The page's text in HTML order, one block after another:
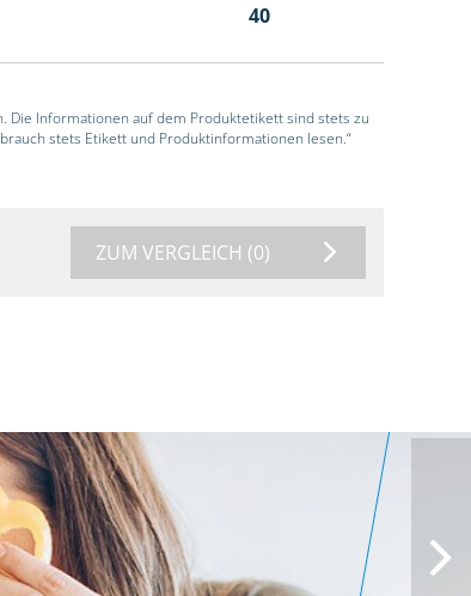
40
Die Informationen auf dem Produktetikett sind stets zu
stets Etikett und Produktinformationen lesen.“
ZUM VERGLEICH (0)